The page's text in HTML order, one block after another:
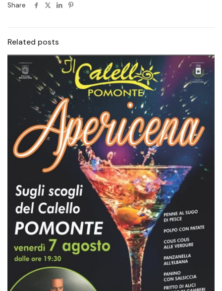
Share
Related posts